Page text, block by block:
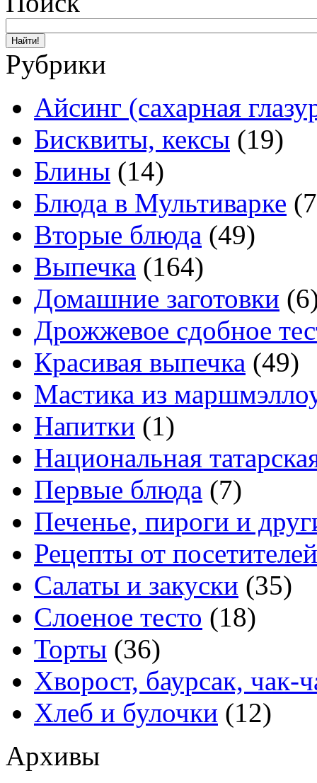
Рубрики
Айсинг (сахарная
Бисквиты, кексы (19)
Блины (14)
Блюда в Мультиварке
Вторые блюда (49)
Выпечка (164)
Домашние заготовки
Дрожжевое сдобное
Красивая выпечка (49)
Мастика из
Напитки (1)
Национальная
Первые блюда (7)
Печенье, пироги и
Рецепты от посетителей
Салаты и закуски (35)
Слоеное тесто (18)
Торты (36)
Хворост, баурсак, чак-
Хлеб и булочки (12)
Архивы